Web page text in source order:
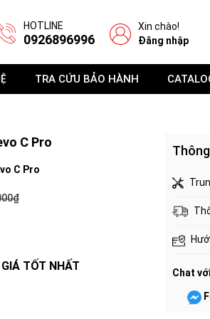
HOTLINE
0926896996
Xin chào!
Đăng nhập
TRA CỨU BẢO HÀNH
C Pro
C Pro
TỐT NHẤT
Chat